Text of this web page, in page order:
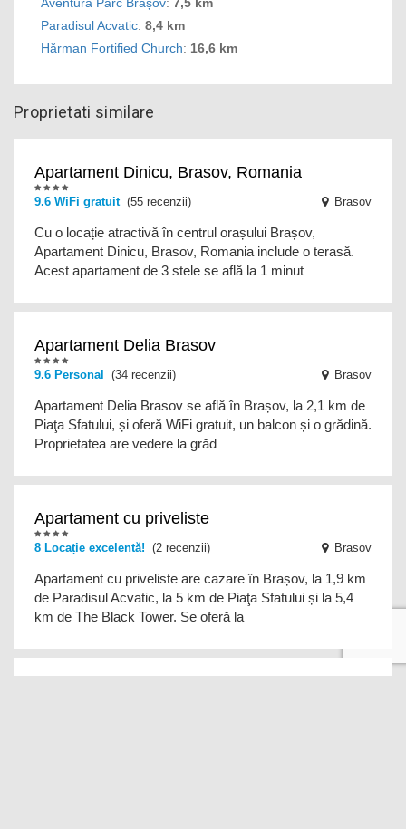
Paradisul Acvatic: 8,4 km
Hărman Fortified Church: 16,6 km
Proprietati similare
Apartament Dinicu, Brasov, Romania
9.6 WiFi gratuit(55 recenzii) Brasov
Cu o locație atractivă în centrul orașului Brașov,
Apartament Dinicu, Brasov, Romania include o terasă.
Acest apartament de 3 stele se află la 1 minut
Apartament Delia Brasov
9.6 Personal (34 recenzii) Brasov
Apartament Delia Brasov se află în Brașov, la 2,1 km de
Piaţa Sfatului, și oferă WiFi gratuit, un balcon și o grădină.
Proprietatea are vedere la grăd
Apartament cu priveliste
8 Locație excelentă! (2 recenzii) Brasov
Apartament cu priveliste are cazare în Brașov, la 1,9 km
de Paradisul Acvatic, la 5 km de Piaţa Sfatului și la 5,4
km de The Black Tower. Se oferă la